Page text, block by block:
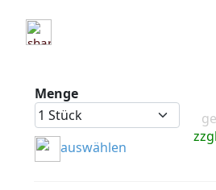
Menge
auswählen